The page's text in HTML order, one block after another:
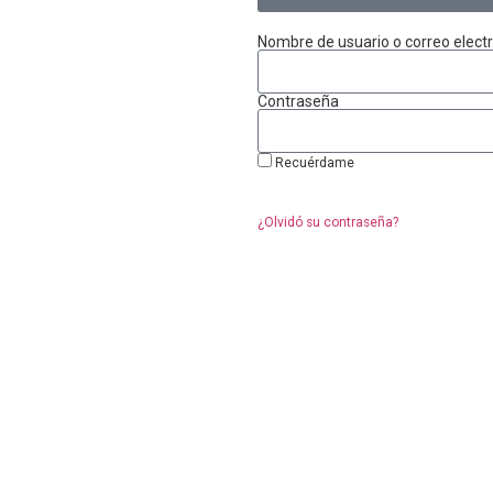
Nombre de usuario o correo
Contraseña
Recuérdame
¿Olvidó su contraseña?